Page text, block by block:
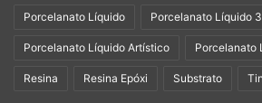
Porcelanato Líquido Porcelanato Líquido
Porcelanato Líquido Artístico Porcelanato
Resina Resina Epóxi Substrato